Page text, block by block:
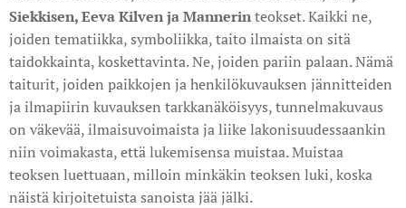
Siekkisen, Eeva Kilven ja Mannerinteokset. Kaikki ne,
joiden tematiikka, symboliikka, taito ilmaista on sitä
taidokkainta, koskettavinta. Ne, joiden pariin palaan. Nämä
taiturit, joiden paikkojen ja henkilökuvauksen jännitteiden
ja ilmapiirin kuvauksen tarkkanäköisyys, tunnelmakuvaus
on väkevää, ilmaisuvoimaista ja liike lakonisuudessaankin
niin voimakasta, että lukemisensa muistaa. Muistaa
teoksen luettuaan, milloin minkäkin teoksen luki, koska
näistä kirjoitetuista sanoista jää jälki.